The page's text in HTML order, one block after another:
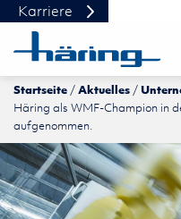
Startseite Aktuelles
Häring als WMF-Champion in
aufgenommen.
Karriere